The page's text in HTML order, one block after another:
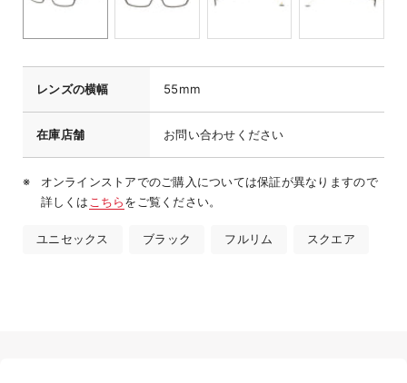
レンズの横幅 55mm
在庫店舗 お問い合わせください
オンラインストアでのご購入については保証が異なりますので
詳しくは こちらをご覧ください。
ユニセックス ブラック フルリム スクエア